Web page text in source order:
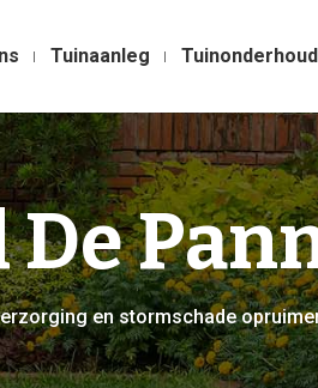
Tuinaanleg Tuinonderhoud
en stormschade